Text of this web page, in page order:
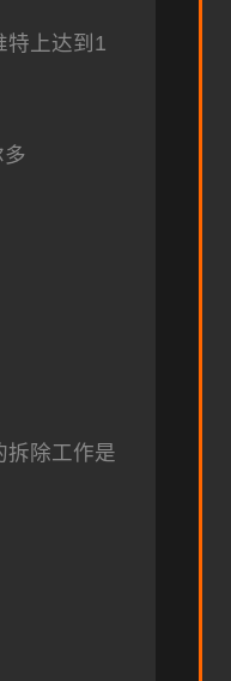
特上达到1
多
拆除工作是